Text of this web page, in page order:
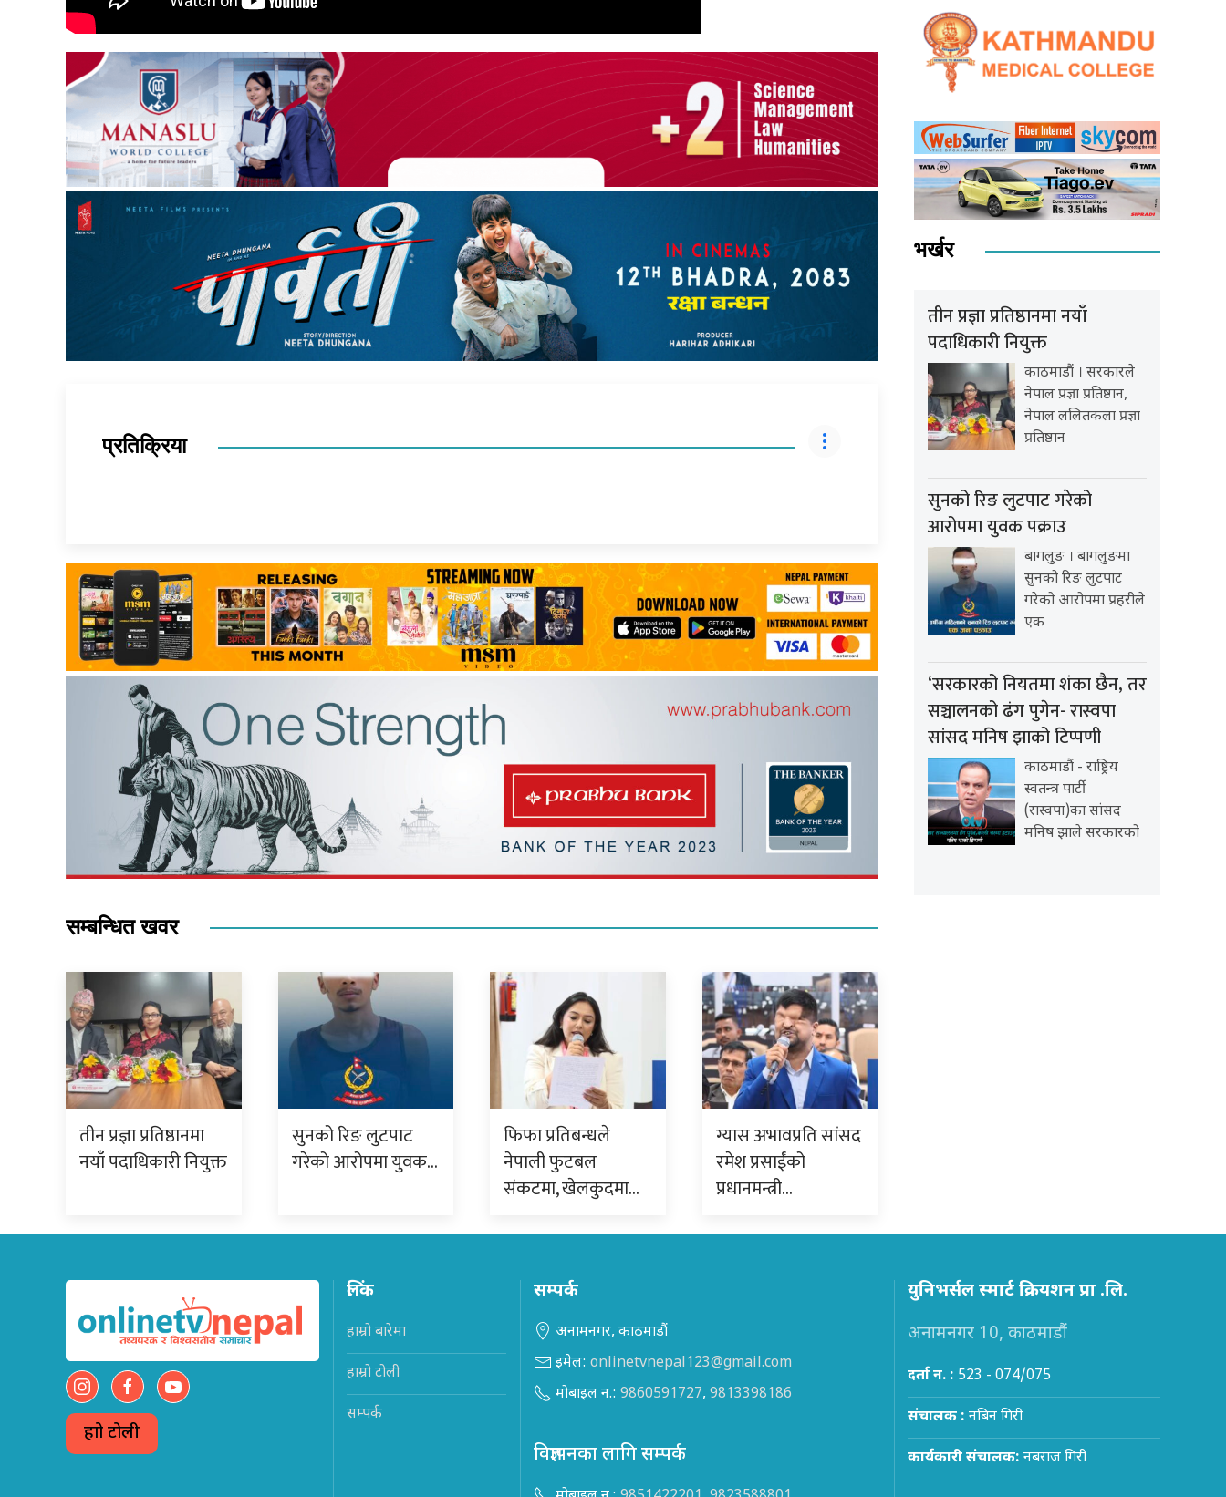
प्रतिक्रिया
सम्बन्धित खवर
तीन प्रज्ञा प्रतिष्ठानमा
नयाँ पदाधिकारी नियुक्त
सुनको रिङ लुटपाट
गरेको आरोपमा युवक…
फिफा प्रतिबन्धले
नेपाली फुटबल
संकटमा, खेलकुदमा…
ग्यास अभावप्रति सांसद
रमेश प्रसाईंको
प्रधानमन्त्री…
भर्खर
तीन प्रज्ञा प्रतिष्ठानमा नयाँ
पदाधिकारी नियुक्त
काठमाडौं । सरकारले
नेपाल प्रज्ञा प्रतिष्ठान,
नेपाल ललितकला प्रज्ञा
प्रतिष्ठान
सुनको रिङ लुटपाट गरेको
आरोपमा युवक पक्राउ
बागलुङ । बागलुङमा
सुनको रिङ लुटपाट
गरेको आरोपमा प्रहरीले
एक
‘सरकारको नियतमा शंका छैन, तर
सञ्चालनको ढंग पुगेन- रास्वपा
सांसद मनिष झाको टिप्पणी
काठमाडौं - राष्ट्रिय
स्वतन्त्र पार्टी
(रास्वपा)का सांसद
मनिष झाले सरकारको
हाम्रो टोली
लिंक
हाम्रो बारेमा
हाम्रो टोली
सम्पर्क
सम्पर्क
अनामनगर, काठमाडौं
इमेल: onlinetvnepal123@gmail.com
मोबाइल न.: 9860591727, 9813398186
विज्ञापनका लागि सम्पर्क
युनिभर्सल स्मार्ट क्रियशन प्रा .लि.
अनामनगर 10, काठमाडौं
दर्ता न. : 523 - 074/075
संचालक : नबिन गिरी
कार्यकारी संचालक: नबराज गिरी